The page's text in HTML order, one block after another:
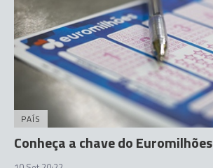
PAÍS
Conheça a chave do Euromilhões